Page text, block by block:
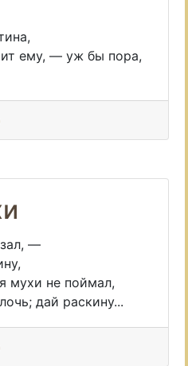
ему, — уж бы пора,
—
мухи не поймал,
дай раскину...